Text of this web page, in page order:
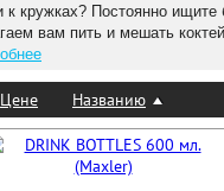
к кружках? Постоянно ищите
вам пить и мешать
Цене Названию